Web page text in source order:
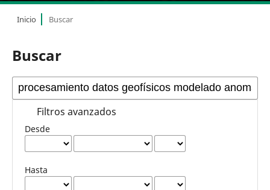
Inicio Buscar
Buscar
Filtros avanzados
Desde
Hasta